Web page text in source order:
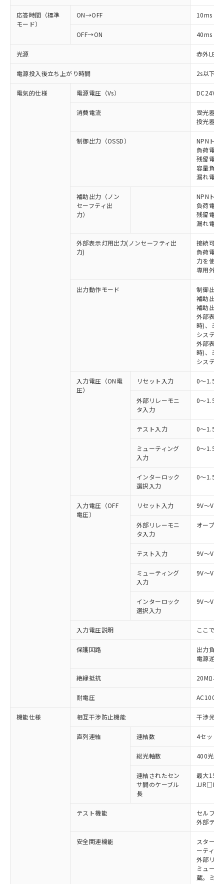
応答時間（標準
モード）
ON→OFF 10ms
OFF→ON 40ms
光源 赤外LED
電源投入後立ち上がり時間 2s以下(
電気的仕様 電源電圧（Vs）
消費電流
受光器:
投光器:
制御出力（OSSD）
NPNトラ
負荷電流
残留電圧
容量負荷
漏れ電流
補助出力（ノン
セーフティ出
力）
NPNトラ
負荷電流
残留電圧
漏れ電流
外部表示灯用出力(ノンセーフティ出
力)
接続可能
負荷電流
力を使用
専用外部
出力動作モード
制御出力
補助出力
補助出力
外部表示
時)、ミ
システム
外部表示
時)、ミ
システム
入力電圧（ON電
圧）
リセット入力 0～1.5V
外部リレーモニ
タ入力
0～1.5V
テスト入力 0～1.5V
ミューティング
入力
0～1.5V
インターロック
選択入力
0～1.5V
入力電圧（OFF
電圧）
リセット入力 9V～Vs
外部リレーモニ
タ入力
オープン
テスト入力 9V～Vs
ミューティング
入力
9V～Vs
インターロック
選択入力
9V～Vs
入力電圧説明 ここでの
保護回路
出力負荷
電源逆接
絶縁抵抗 20MΩ以
耐電圧
機能仕様 相互干渉防止機能 干渉光回
直列連結 連結数 4セット
総光軸数 400光軸
連結されたセン
サ間のケーブル
長
最大15m
JJR□L）
テスト機能
セルフテ
外部テス
安全関連機能
スタート
ーティン
外部リレ
ミューテ
蔵。ミュ
ご利用条件
本サービスは、当社制御機器事業取扱
商品の当社在庫状況および標準価格
(税抜)を提供させていただくもので
当社制御機器事業取扱商品の中には、
※1 対応状況
対応済み：EU RoHS指令（10物質）の
す。
有に対応した製品に切り替える予定のある
対応予定なし：EU RoHS指令（10物質）の
非含有に非対応の商品で、対応品を出す予
調査・確認中：EU RoHS指令（10物質）の
仕入先様の事情により、非含有部品として
「×」：最大均質材料含有率が中国RoHSの